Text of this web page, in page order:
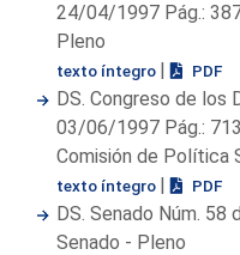
24/04/1997 Pág.:
Pleno
texto íntegro | PDF
DS. Congreso de los
03/06/1997 Pág.:
Comisión de Política
texto íntegro | PDF
DS. Senado Núm.
Senado - Pleno